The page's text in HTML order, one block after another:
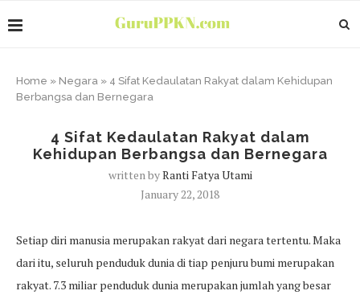
Home » Negara » 4 Sifat Kedaulatan Rakyat dalam Kehidupan
Berbangsa dan Bernegara
4 Sifat Kedaulatan Rakyat dalam
Kehidupan Berbangsa dan Bernegara
written byRanti Fatya Utami
January 22, 2018
Setiap diri manusia merupakan rakyat dari negara tertentu. Maka
dari itu, seluruh penduduk dunia di tiap penjuru bumi merupakan
rakyat. 7.3 miliar penduduk dunia merupakan jumlah yang besar